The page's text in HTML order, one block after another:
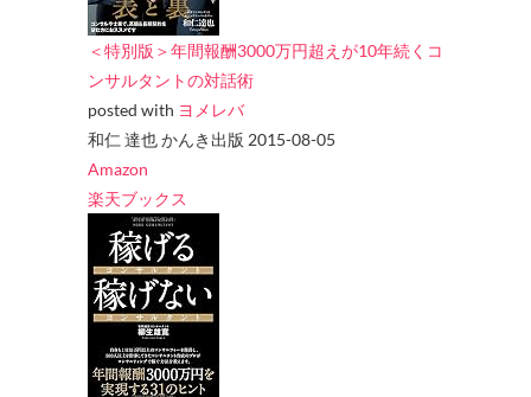
＜特別版＞年間報酬3000万円超えが10年続くコ
ンサルタントの対話術
posted with ヨメレバ
和仁 達也 かんき出版 2015-08-05
Amazon
楽天ブックス